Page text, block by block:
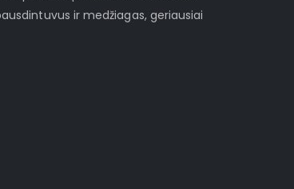
ir medžiagas, geriausiai